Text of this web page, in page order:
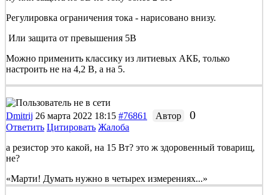
Регулировка ограничения тока - нарисовано внизу.
Или защита от превышения 5В
Можно применить классику из литиевых АКБ, только
настроить не на 4,2 В, а на 5.
Dmitrij 26 марта 2022 18:15 #76861 Автор 0
Ответить Цитировать Жалоба
а резистор это какой, на 15 Вт? это ж здоровенный товарищ,
не?
«Марти! Думать нужно в четырех измерениях...»